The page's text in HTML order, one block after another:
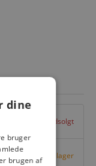
Udsolgt
Få på lager
dine
bruger
brugen af